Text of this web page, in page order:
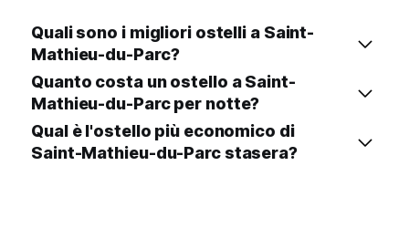
Quali sono i migliori ostelli a Saint-
Mathieu-du-Parc?
Quanto costa un ostello a Saint-
Mathieu-du-Parc per notte?
Qual è l'ostello più economico di
Saint-Mathieu-du-Parc stasera?